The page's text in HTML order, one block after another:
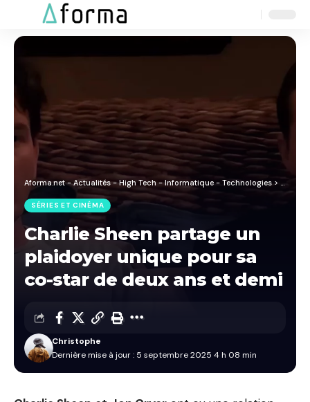
Aforma.net - Actualités - High Tech - Informatique - Technologies> Blog
SÉRIES ET CINÉMA
Charlie Sheen partage un
plaidoyer unique pour sa
co-star de deux ans et demi
Dernière mise à jour : 5 septembre 2025 4 h 08 min
Christophe